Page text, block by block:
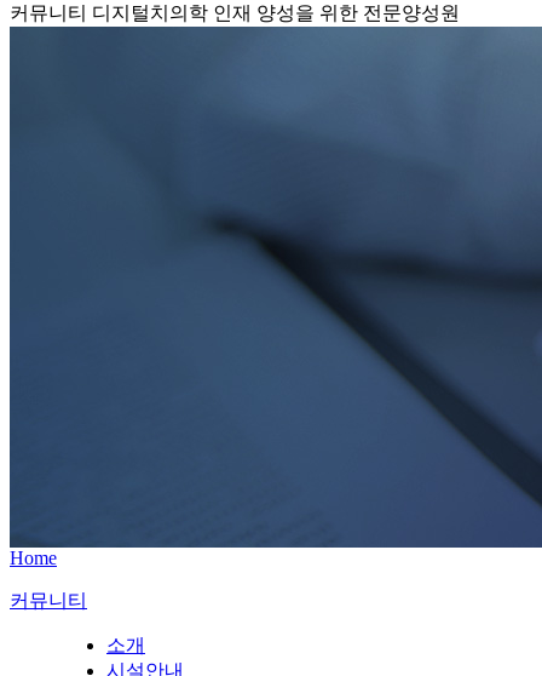
커뮤니티 디지털치의학 인재 양성을 위한 전문양성원
Home
커뮤니티
소개
시설안내